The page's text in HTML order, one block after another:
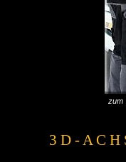
zum
3 D - A C H